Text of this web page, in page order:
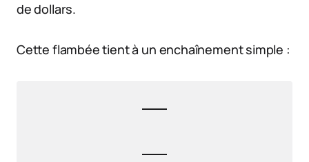
de dollars.
Cette flambée tient à un enchaînement simple :